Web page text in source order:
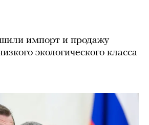
импорт и продажу
экологического класса